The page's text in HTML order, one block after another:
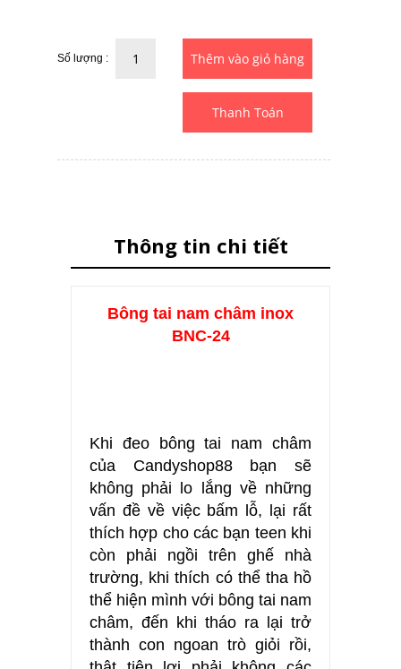
Số lượng :
Thanh Toán
Thông tin chi tiết
Bông tai nam châm inox
BNC-24
Khi đeo bông tai nam châm
của Candyshop88 bạn sẽ
không phải lo lắng về những
vấn đề về việc bấm lỗ, lại rất
thích hợp cho các bạn teen khi
còn phải ngồi trên ghế nhà
trường, khi thích có thể tha hồ
thể hiện mình với bông tai nam
châm, đến khi tháo ra lại trở
thành con ngoan trò giỏi rồi,